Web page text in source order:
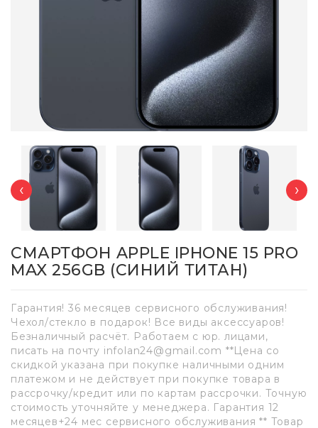
‹ ›
СМАРТФОН APPLE IPHONE 15 PRO
MAX 256GB (СИНИЙ ТИТАН)
Гарантия! 36 месяцев сервисного обслуживания!
Чехол/стекло в подарок! Все виды аксессуаров!
Безналичный расчёт. Работаем с юр. лицами,
писать на почту infolan24@gmail.com **Цена со
скидкой указана при покупке наличными одним
платежом и не действует при покупке товара в
рассрочку/кредит или по картам рассрочки. Точную
стоимость уточняйте у менеджера. Гарантия 12
месяцев+24 мес сервисного обслуживания ** Товар